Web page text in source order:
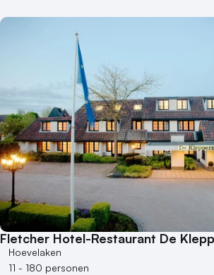
Fletcher Hotel-Restaurant De
Hoevelaken
11 - 180 personen